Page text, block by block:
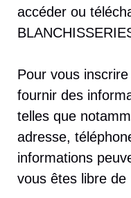
accéder ou
Pour vous
fournir des
telles que
adresse,
informations
vous êtes libre de